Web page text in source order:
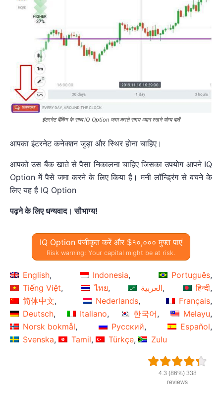
इंटरनेट बैंकिंग के साथ IQ Option जमा करते समय ध्यान रखने योग्य बातें
आपका इंटरनेट कनेक्शन जुड़ा और स्थिर होना चाहिए।
आपको उस बैंक खाते से पैसा निकालना चाहिए जिसका उपयोग आपने IQ
Option में पैसे जमा करने के लिए किया है। मनी लॉन्ड्रिंग से बचने के
लिए यह है IQ Option
पढ़ने के लिए धन्यवाद। सौभाग्य!
IQ Option पंजीकृत करें और $१०,००० मुफ्त पाएं
Risk warning: Your capital might be at risk.
English Indonesia
Português
Tiếng Việt
ไทย العربية
हिन्दी
简体中文
Nederlands
Français
Deutsch
Italiano 한국어
Melayu
Norsk bokmål
Русский
Español
Svenska
Tamil Türkçe Zulu
4.3 (86%) 338
reviews